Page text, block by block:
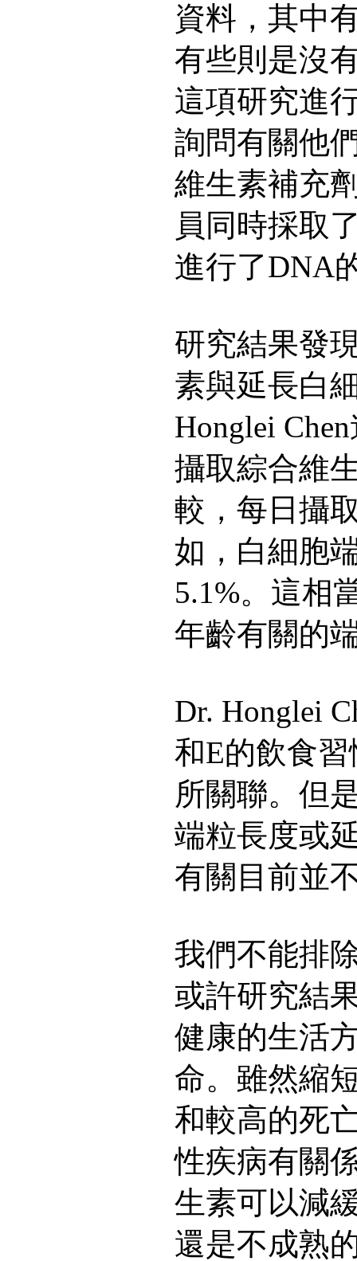
資料，其中
有些則是沒
這項研究進
詢問有關他
維生素補充
員同時採取
進行了DNA
研究結果發
素與延長白
Honglei
攝取綜合維
較，每日攝
如，白細胞
5.1%。這相
年齡有關的
Dr. Honglei
和E的飲食
所關聯。但
端粒長度或
有關目前並
我們不能排
或許研究結
健康的生活
命。雖然縮
和較高的死
性疾病有關
生素可以減
還是不成熟